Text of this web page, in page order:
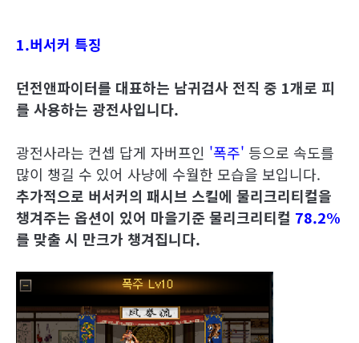
1.버서커 특징
던전앤파이터를 대표하는 남귀검사 전직 중 1개로 피
를 사용하는 광전사입니다.
광전사라는 컨셉 답게 자버프인 '폭주' 등으로 속도를
많이 챙길 수 있어 사냥에 수월한 모습을 보입니다.
추가적으로 버서커의 패시브 스킬에 물리크리티컬을
챙겨주는 옵션이 있어 마을기준 물리크리티컬 78.2%
를 맞출 시 만크가 챙겨집니다.